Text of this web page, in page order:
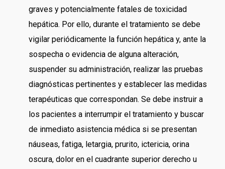
graves y potencialmente fatales de toxicidad
hepática. Por ello, durante el tratamiento se debe
vigilar periódicamente la función hepática y, ante la
sospecha o evidencia de alguna alteración,
suspender su administración, realizar las pruebas
diagnósticas pertinentes y establecer las medidas
terapéuticas que correspondan. Se debe instruir a
los pacientes a interrumpir el tratamiento y buscar
de inmediato asistencia médica si se presentan
náuseas, fatiga, letargia, prurito, ictericia, orina
oscura, dolor en el cuadrante superior derecho u